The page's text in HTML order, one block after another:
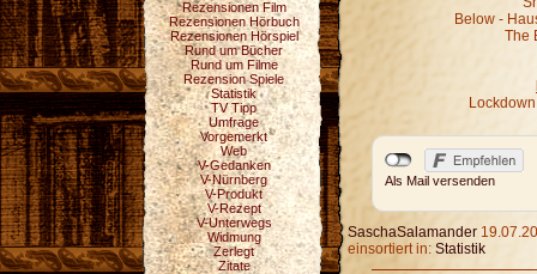
Rezensionen Film
Rezensionen Hörbuch
Rezensionen Hörspiel
Rund um Bücher
Rund um Filme
Rezension Spiele
Statistik
TV Tipp
Umfrage
Vorgemerkt
Web
V-Gedanken
V-Nürnberg
V-Produkt
V-Rezept
V-Unterwegs
Widmung
Zerlegt
Zitate
Below -
The
Als Mail versenden
SaschaSalamander
einsortiert in: Statistik